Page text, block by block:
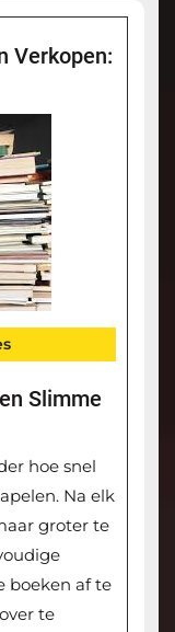
Verkopen:
Slimme
hoe snel
Na elk
groter te
boeken af te
te